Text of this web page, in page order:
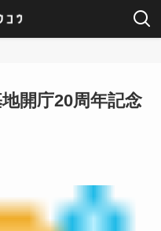
開庁20周年記念